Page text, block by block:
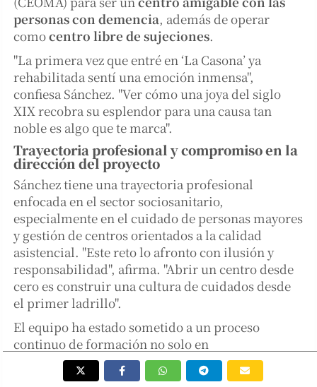
personas con demencia, además de operar
comocentro libre de sujeciones.
"La primera vez que entré en ‘La Casona’ ya
rehabilitada sentí una emoción inmensa",
confiesa Sánchez. "Ver cómo una joya del siglo
XIX recobra su esplendor para una causa tan
noble es algo que te marca".
Trayectoria profesional y compromiso en la
dirección del proyecto
Sánchez tiene una trayectoria profesional
enfocada en el sector sociosanitario,
especialmente en el cuidado de personas mayores
y gestión de centros orientados a la calidad
asistencial. "Este reto lo afronto con ilusión y
responsabilidad", afirma. "Abrir un centro desde
cero es construir una cultura de cuidados desde
el primer ladrillo".
El equipo ha estado sometido a un proceso
continuo de formación no solo en
procedimientos, sino también en cultura
asistencial. "Trabajamos especialmente en